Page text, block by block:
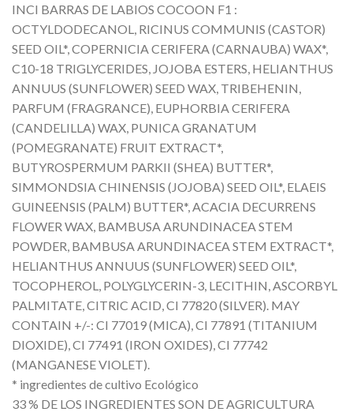
INCI BARRAS DE LABIOS COCOON F1 :
OCTYLDODECANOL, RICINUS COMMUNIS (CASTOR)
SEED OIL*, COPERNICIA CERIFERA (CARNAUBA) WAX*,
C10-18 TRIGLYCERIDES, JOJOBA ESTERS, HELIANTHUS
ANNUUS (SUNFLOWER) SEED WAX, TRIBEHENIN,
PARFUM (FRAGRANCE), EUPHORBIA CERIFERA
(CANDELILLA) WAX, PUNICA GRANATUM
(POMEGRANATE) FRUIT EXTRACT*,
BUTYROSPERMUM PARKII (SHEA) BUTTER*,
SIMMONDSIA CHINENSIS (JOJOBA) SEED OIL*, ELAEIS
GUINEENSIS (PALM) BUTTER*, ACACIA DECURRENS
FLOWER WAX, BAMBUSA ARUNDINACEA STEM
POWDER, BAMBUSA ARUNDINACEA STEM EXTRACT*,
HELIANTHUS ANNUUS (SUNFLOWER) SEED OIL*,
TOCOPHEROL, POLYGLYCERIN-3, LECITHIN, ASCORBYL
PALMITATE, CITRIC ACID, CI 77820 (SILVER). MAY
CONTAIN +/-: CI 77019 (MICA), CI 77891 (TITANIUM
DIOXIDE), CI 77491 (IRON OXIDES), CI 77742
(MANGANESE VIOLET).
* ingredientes de cultivo Ecológico
33 % DE LOS INGREDIENTES SON DE AGRICULTURA